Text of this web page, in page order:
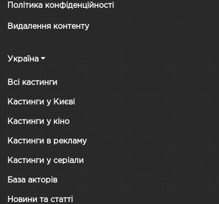
Політика конфіденційності
Видалення контенту
Україна
Всі кастинги
Кастинги у Києві
Кастинги у кіно
Кастинги в рекламу
Кастинги у серіали
База акторів
Новини та статті